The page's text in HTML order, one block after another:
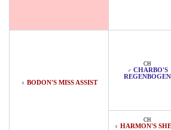
♀ BODON'S MISS ASSIST
CH
♂ CHARBO'S
REGENBOGEN
CH
♀ HARMON'S